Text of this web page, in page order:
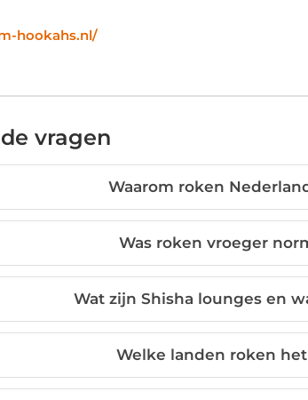
hookahs.nl/
vragen
Waarom roken
Was roken vroeger
Wat zijn Shisha lounges en
Welke landen roken